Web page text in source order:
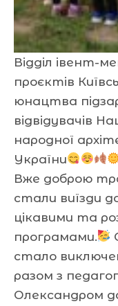
Відділ івент-
проєктів
юнацтва
відвідувачів
народної
України
Вже доброю
стали виїзди
цікавими та
програмами.
стало
разом з
Олександром